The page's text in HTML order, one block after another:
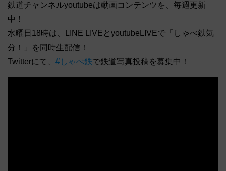
鉄道チャンネルyoutubeは動画コンテンツを、毎週更新
中！
水曜日18時は、LINE LIVEとyoutubeLIVEで「しゃべ鉄気
分！」を同時生配信！
Twitterにて、 #しゃべ鉄で鉄道写真投稿を募集中！